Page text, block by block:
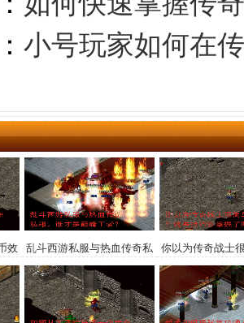
小号玩家如何在
效
推
乱斗西游私服与热血传奇私
服，谁才是巅峰王者？
你以为传奇战士
这些技巧你掌